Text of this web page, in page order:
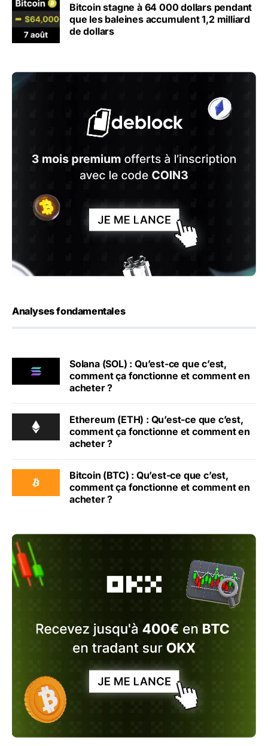
Bitcoin stagne à 64 000 dollars pendant
que les baleines accumulent 1,2 milliard
de dollars
Analyses fondamentales
Solana (SOL) : Qu’est-ce que c’est,
comment ça fonctionne et comment en
acheter ?
Ethereum (ETH) : Qu’est-ce que c’est,
comment ça fonctionne et comment en
acheter ?
Bitcoin (BTC) : Qu’est-ce que c’est,
comment ça fonctionne et comment en
acheter ?